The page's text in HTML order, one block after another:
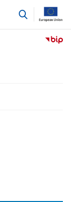
przejdź
Przejdź